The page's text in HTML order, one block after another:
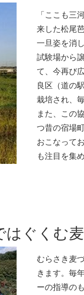
「ここも三
来した松尾
一旦姿を消
試験場から
て、今再び
良区（道の
栽培され、
また、この
つ昔の宿場
おこなって
も注目を集
はぐくむ麦
むらさき麦
きます。毎
ーの指導の